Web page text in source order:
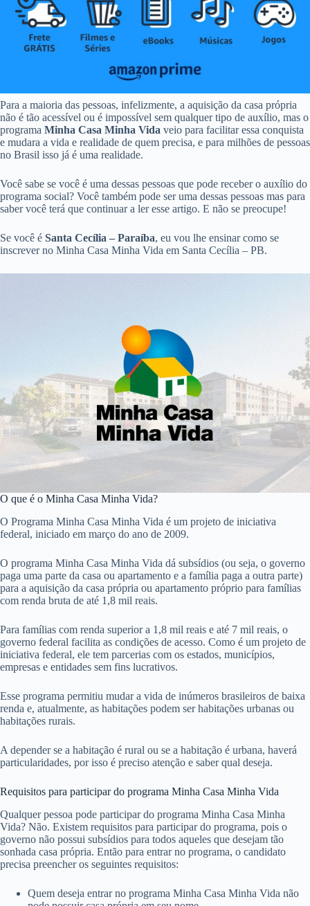
Para a maioria das pessoas, infelizmente, a aquisição da casa própria
não é tão acessível ou é impossível sem qualquer tipo de auxílio, mas o
programa Minha Casa Minha Vida veio para facilitar essa conquista
e mudara a vida e realidade de quem precisa, e para milhões de pessoas
no Brasil isso já é uma realidade.
Você sabe se você é uma dessas pessoas que pode receber o auxílio do
programa social? Você também pode ser uma dessas pessoas mas para
saber você terá que continuar a ler esse artigo. E não se preocupe!
Se você é Santa Cecília – Paraíba, eu vou lhe ensinar como se
inscrever no Minha Casa Minha Vida em Santa Cecília – PB.
O que é o Minha Casa Minha Vida?
O Programa Minha Casa Minha Vida é um projeto de iniciativa
federal, iniciado em março do ano de 2009.
O programa Minha Casa Minha Vida dá subsídios (ou seja, o governo
paga uma parte da casa ou apartamento e a família paga a outra parte)
para a aquisição da casa própria ou apartamento próprio para famílias
com renda bruta de até 1,8 mil reais.
Para famílias com renda superior a 1,8 mil reais e até 7 mil reais, o
governo federal facilita as condições de acesso. Como é um projeto de
iniciativa federal, ele tem parcerias com os estados, municípios,
empresas e entidades sem fins lucrativos.
Esse programa permitiu mudar a vida de inúmeros brasileiros de baixa
renda e, atualmente, as habitações podem ser habitações urbanas ou
habitações rurais.
A depender se a habitação é rural ou se a habitação é urbana, haverá
particularidades, por isso é preciso atenção e saber qual deseja.
Requisitos para participar do programa Minha Casa Minha Vida
Qualquer pessoa pode participar do programa Minha Casa Minha
Vida? Não. Existem requisitos para participar do programa, pois o
governo não possui subsídios para todos aqueles que desejam tão
sonhada casa própria. Então para entrar no programa, o candidato
precisa preencher os seguintes requisitos:
Quem deseja entrar no programa Minha Casa Minha Vida não